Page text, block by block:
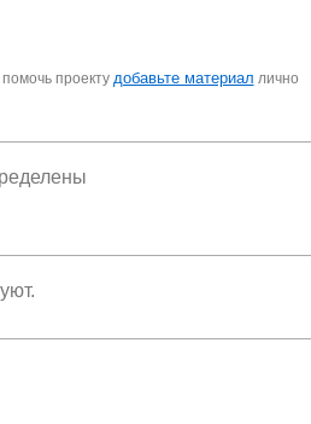
проекту добавьте материал лично